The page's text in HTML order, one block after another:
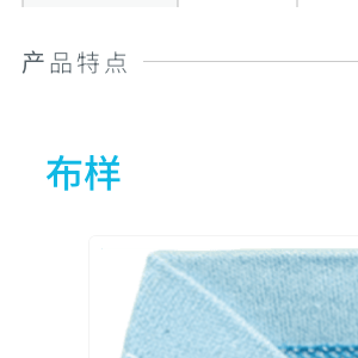
CTU9311-0-364M
CTU9311-0-348S 3
产品特点
布样